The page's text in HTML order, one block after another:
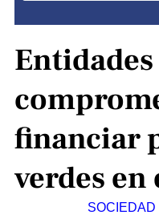
financiar
verdes en
SOCIEDAD